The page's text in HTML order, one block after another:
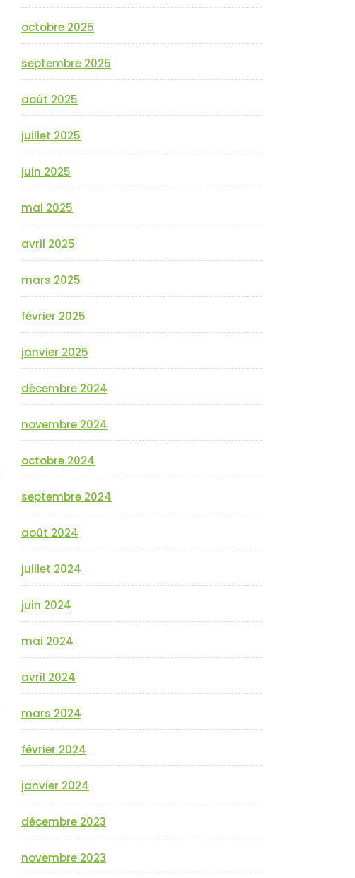
octobre 2025
septembre 2025
août 2025
juillet 2025
juin 2025
mai 2025
avril 2025
mars 2025
février 2025
janvier 2025
décembre 2024
novembre 2024
octobre 2024
septembre 2024
août 2024
juillet 2024
juin 2024
mai 2024
avril 2024
mars 2024
février 2024
janvier 2024
décembre 2023
novembre 2023